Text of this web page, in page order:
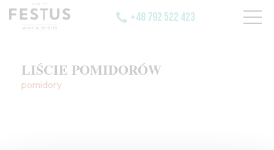
+48 792 522 423
LIŚCIE POMIDORÓW
pomidory